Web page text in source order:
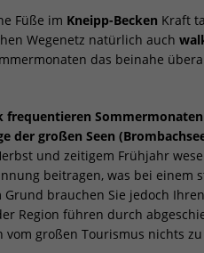
Füße im Kneipp-Becken Kraft
Wegenetz natürlich auch
das beinahe
frequentieren Sommermonaten
der großen Seen
und zeitigem Frühjahr
beitragen, was bei einem
brauchen Sie jedoch
Region führen durch
großen Tourismus nichts
finden Sie eine Übersicht
Einwilligung zu ganzen
anzeigen lassen
Nur essenzielle Cookies
Essenziell (2)
Essenzielle Cookies ermöglichen
Funktion der Website erforderlich.